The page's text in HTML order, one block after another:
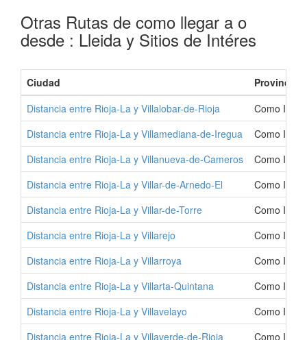
Otras Rutas de como llegar a o
desde : Lleida y Sitios de Intéres
Ciudad
Provincia
Distancia entre Rioja-La y Villalobar-de-Rioja
Como Ir a
Distancia entre Rioja-La y Villamediana-de-Iregua
Como Ir a
Distancia entre Rioja-La y Villanueva-de-Cameros
Como Ir a
Distancia entre Rioja-La y Villar-de-Arnedo-El
Como Ir a
Distancia entre Rioja-La y Villar-de-Torre
Como Ir a
Distancia entre Rioja-La y Villarejo
Como Ir a
Distancia entre Rioja-La y Villarroya
Como Ir a
Distancia entre Rioja-La y Villarta-Quintana
Como Ir a
Distancia entre Rioja-La y Villavelayo
Como Ir a
Distancia entre Rioja-La y Villaverde-de-Rioja
Como Ir a